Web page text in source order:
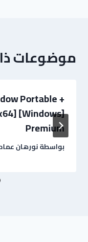
موضوعات
Portable +
[Windows]
Premium
بواسطةنورهان عماد